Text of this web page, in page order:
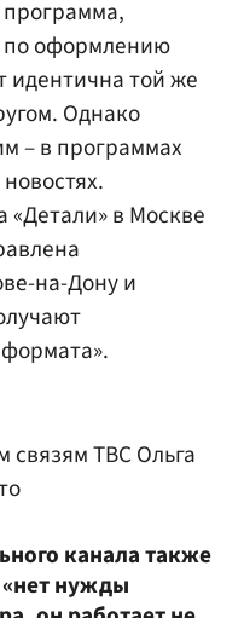
по оформлению
идентична той же
Однако
– в программах
в Москве
на-Дону и
формата».
связям ТВС Ольга
канала также
«нет нужды